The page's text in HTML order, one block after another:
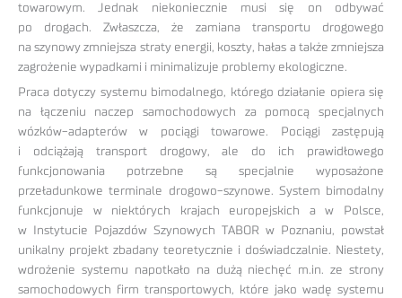
towarowym. Jednak niekoniecznie musi się on odbywać
po drogach. Zwłaszcza, że zamiana transportu drogowego
na szynowy zmniejsza straty energii, koszty, hałas a także zmniejsza
zagrożenie wypadkami i minimalizuje problemy ekologiczne.
Praca dotyczy systemu bimodalnego, którego działanie opiera się
na łączeniu naczep samochodowych za pomocą specjalnych
wózków-adapterów w pociągi towarowe. Pociągi zastępują
i odciążają transport drogowy, ale do ich prawidłowego
funkcjonowania potrzebne są specjalnie wyposażone
przeładunkowe terminale drogowo-szynowe. System bimodalny
funkcjonuje w niektórych krajach europejskich a w Polsce,
w Instytucie Pojazdów Szynowych TABOR w Poznaniu, powstał
unikalny projekt zbadany teoretycznie i doświadczalnie. Niestety,
wdrożenie systemu napotkało na dużą niechęć m.in. ze strony
samochodowych firm transportowych, które jako wadę systemu